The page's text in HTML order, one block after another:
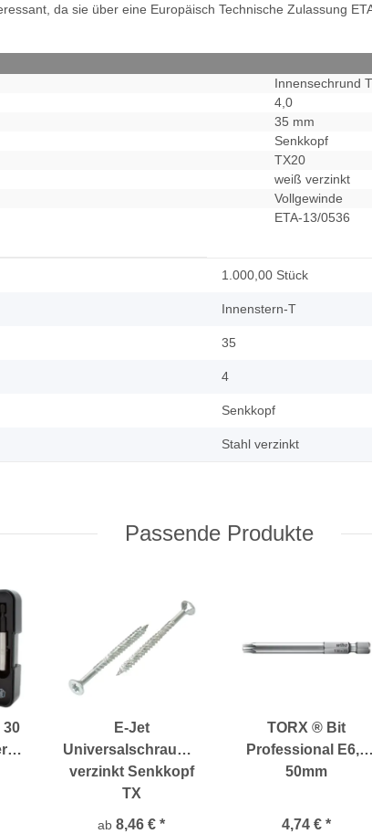
da sie über eine Europäisch Technische Zulassung
Innensechrund
4,0
35 mm
Senkkopf
TX20
weiß verzinkt
Vollgewinde
ETA-13/0536
1.000,00 Stück
Innenstern-T
35
4
Senkkopf
Stahl verzinkt
Passende Produkte
30
E-Jet
Universalschrauben
verzinkt Senkkopf
TX
ab 8,46 € *
TORX ® Bit
Professional E6,3
50mm
4,74 € *